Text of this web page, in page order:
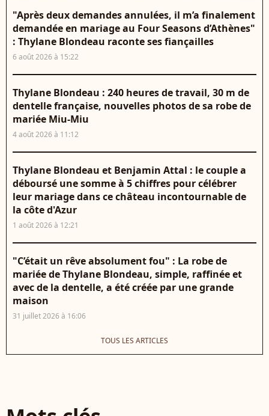
"Après deux demandes annulées, il m’a finalement
demandée en mariage au Four Seasons d’Athènes"
: Thylane Blondeau raconte ses fiançailles
6 août 2026 à 15:22
Thylane Blondeau : 240 heures de travail, 30 m de
dentelle française, nouvelles photos de sa robe de
mariée Miu-Miu
4 août 2026 à 11:12
Thylane Blondeau et Benjamin Attal : le couple a
déboursé une somme à 5 chiffres pour célébrer
leur mariage dans ce château incontournable de
la côte d'Azur
1 août 2026 à 12:21
"C’était un rêve absolument fou" : La robe de
mariée de Thylane Blondeau, simple, raffinée et
avec de la dentelle, a été créée par une grande
maison
31 juillet 2026 à 16:06
TOUS LES ARTICLES